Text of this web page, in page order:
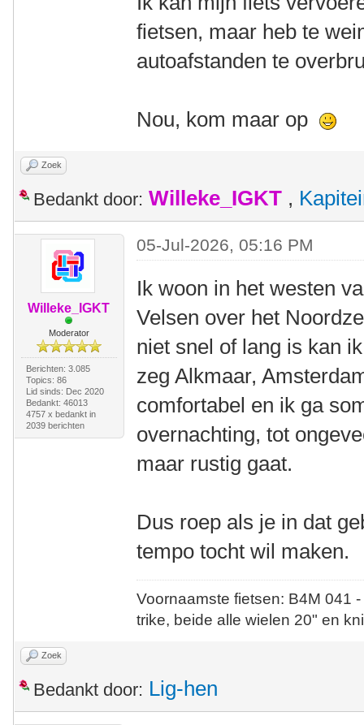
fietsen, maar heb te
autoafstanden te
Nou, kom maar op
Zoek
Bedankt door: Willeke_IGKT ,
Willeke_IGKT
Moderator
Berichten: 3.085
Topics: 86
Lid sinds: Dec 2020
Bedankt: 46013
4757 x bedankt in
2039 berichten
05-Jul-2026, 05:16 PM
Ik woon in het westen
Velsen over het
niet snel of lang is kan
zeg Alkmaar,
comfortabel en ik ga
overnachting, tot
maar rustig gaat.
Dus roep als je in dat
tempo tocht wil maken.
Voornaamste fietsen: B4M
trike, beide alle wielen 20" en
Zoek
Bedankt door: Lig-hen